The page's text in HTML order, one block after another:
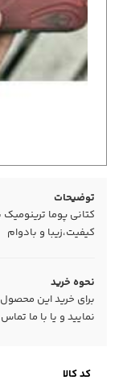
توضیحات
کتانی پوما
کیفیت،زیبا و بادوام
نحوه خرید
برای خرید این
نمایید و یا با ما تماس
کد کالا